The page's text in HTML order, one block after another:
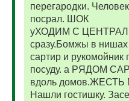
перегародки.
посрал. ШОК
уХОДИМ С
сразу.Бомжы в нишах
сартир и
посуду. а РЯДОМ
вдоль
Нашли гостишку.